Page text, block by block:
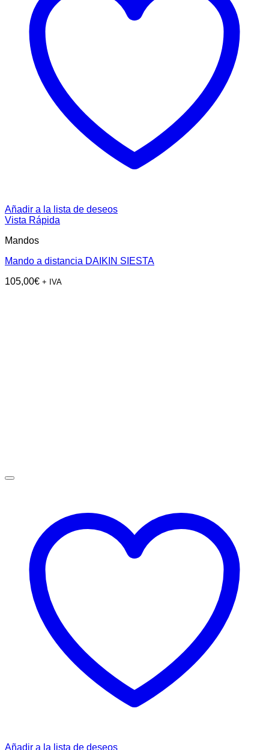
Añadir a la lista de deseos
Vista Rápida
Mandos
Mando a distancia DAIKIN SIESTA
105,00€ + IVA
Añadir a la lista de deseos